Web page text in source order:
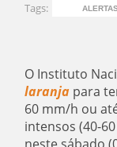
Tags:
O Instituto
laranja para
60 mm/h ou
intensos (40-